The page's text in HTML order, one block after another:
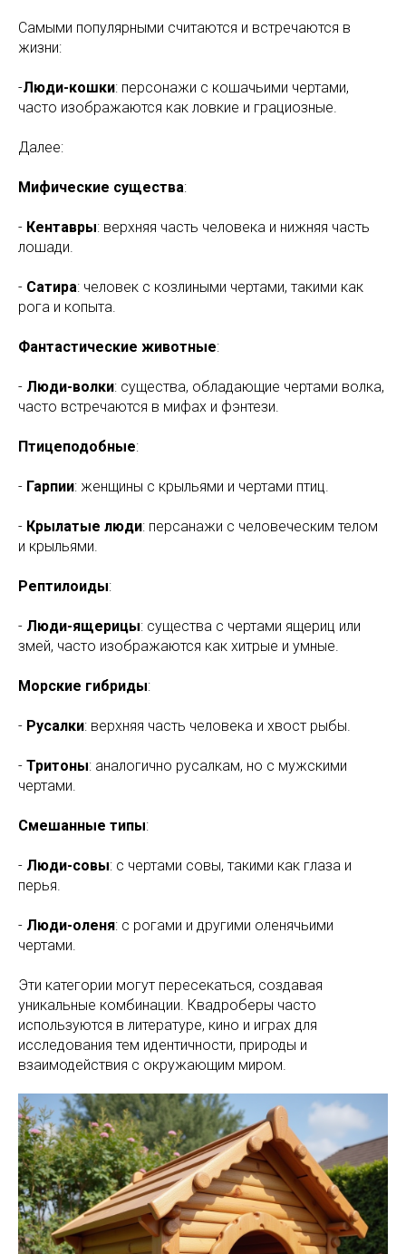
Самыми популярными считаются и встречаются в
жизни:
-Люди-кошки: персонажи с кошачьими чертами,
часто изображаются как ловкие и грациозные.
Далее:
Мифические существа:
- Кентавры: верхняя часть человека и нижняя часть
лошади.
- Сатира: человек с козлиными чертами, такими как
рога и копыта.
Фантастические животные:
- Люди-волки: существа, обладающие чертами волка,
часто встречаются в мифах и фэнтези.
Птицеподобные:
- Гарпии: женщины с крыльями и чертами птиц.
- Крылатые люди: персанажи с человеческим телом
и крыльями.
Рептилоиды:
- Люди-ящерицы: существа с чертами ящериц или
змей, часто изображаются как хитрые и умные.
Морские гибриды:
- Русалки: верхняя часть человека и хвост рыбы.
- Тритоны: аналогично русалкам, но с мужскими
чертами.
Смешанные типы:
- Люди-совы: с чертами совы, такими как глаза и
перья.
- Люди-оленя: с рогами и другими оленячьими
чертами.
Эти категории могут пересекаться, создавая
уникальные комбинации. Квадроберы часто
используются в литературе, кино и играх для
исследования тем идентичности, природы и
взаимодействия с окружающим миром.